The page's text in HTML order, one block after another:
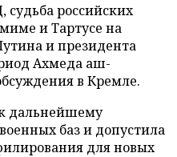
судьба российских
и Тартусе на
и президента
Ахмеда аш-
в Кремле.
дальнейшему
баз и допустила
для новых